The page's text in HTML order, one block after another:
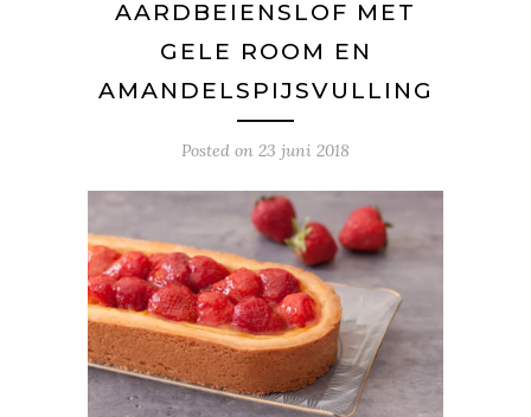
AARDBEIENSLOF MET
GELE ROOM EN
AMANDELSPIJSVULLING
Posted on 23 juni 2018